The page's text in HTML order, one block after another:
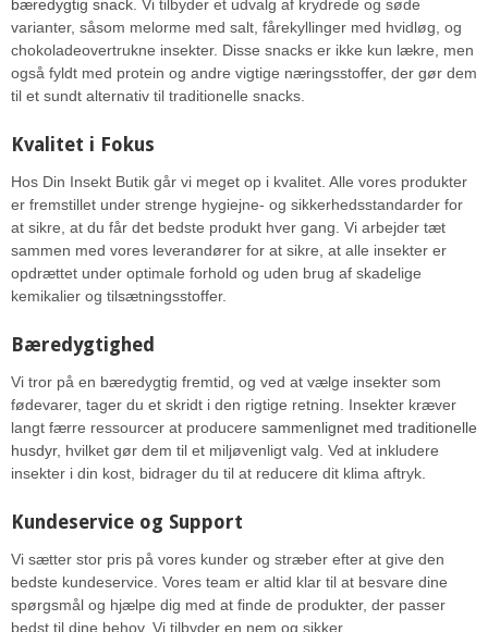
bæredygtig snack . Vi tilbyder et udvalg af krydrede og søde
varianter, såsom melorme med salt, fårekyllinger med hvidløg, og
chokoladeovertrukne insekter. Disse snacks er ikke kun lækre, men
også fyldt med protein og andre vigtige næringsstoffer, der gør dem
til et sundt alternativ til traditionelle snacks.
Kvalitet i Fokus
Hos Din Insekt Butik går vi meget op i kvalitet. Alle vores produkter
er fremstillet under strenge hygiejne- og sikkerhedsstandarder for
at sikre, at du får det bedste produkt hver gang. Vi arbejder tæt
sammen med vores leverandører for at sikre, at alle insekter er
opdrættet under optimale forhold og uden brug af skadelige
kemikalier og tilsætningsstoffer.
Bæredygtighed
Vi tror på en bæredygtig fremtid, og ved at vælge insekter som
fødevarer, tager du et skridt i den rigtige retning. Insekter kræver
langt færre ressourcer at producere sammenlignet med traditionelle
husdyr, hvilket gør dem til et miljøvenligt valg. Ved at inkludere
insekter i din kost, bidrager du til at reducere dit klima aftryk.
Kundeservice og Support
Vi sætter stor pris på vores kunder og stræber efter at give den
bedste kundeservice. Vores team er altid klar til at besvare dine
spørgsmål og hjælpe dig med at finde de produkter, der passer
bedst til dine behov. Vi tilbyder en nem og sikker